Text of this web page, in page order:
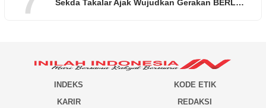
Sekda Takalar Ajak Wujudkan Gerakan BERL…
INDEKS
KODE ETIK
KARIR
REDAKSI